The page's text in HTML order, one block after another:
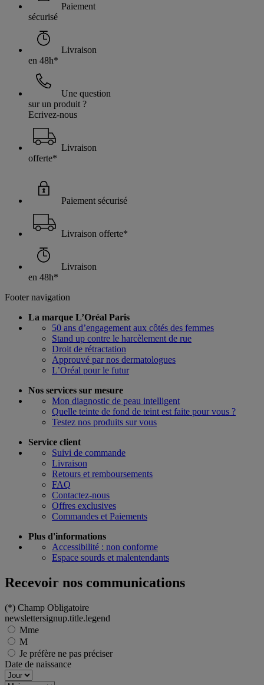
Paiement
sécurisé
Livraison
en 48h*
Une question
sur un produit ?
Ecrivez-nous
Livraison
offerte*
Paiement sécurisé
Livraison offerte*
Livraison
en 48h*
Footer navigation
La marque L’Oréal Paris
50 ans d’engagement aux côtés des femmes
Stand up contre le harcèlement de rue
Droit de rétractation
Approuvé par nos dermatologues
L’Oréal pour le futur
Nos services sur mesure
Mon diagnostic de peau intelligent
Quelle teinte de fond de teint est faite pour vous ?
Testez nos produits sur vous
Service client
Suivi de commande
Livraison
Retours et remboursements
FAQ
Contactez-nous
Offres exclusives
Commandes et Paiements
Plus d'informations
Accessibilité : non conforme
Espace sourds et malentendants
Recevoir nos communications
(*) Champ Obligatoire
newslettersignup.title.legend
Mme
M
Je préfère ne pas préciser
Date de naissance